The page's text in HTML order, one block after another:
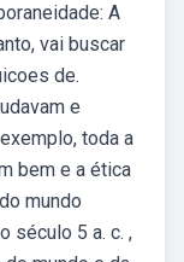
A
vai buscar
de.
e
toda a
bem e a ética
mundo
século 5 a. c. ,